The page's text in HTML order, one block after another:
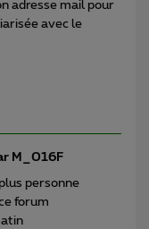
adresse mail pour
avec le
M_016F
personne
forum